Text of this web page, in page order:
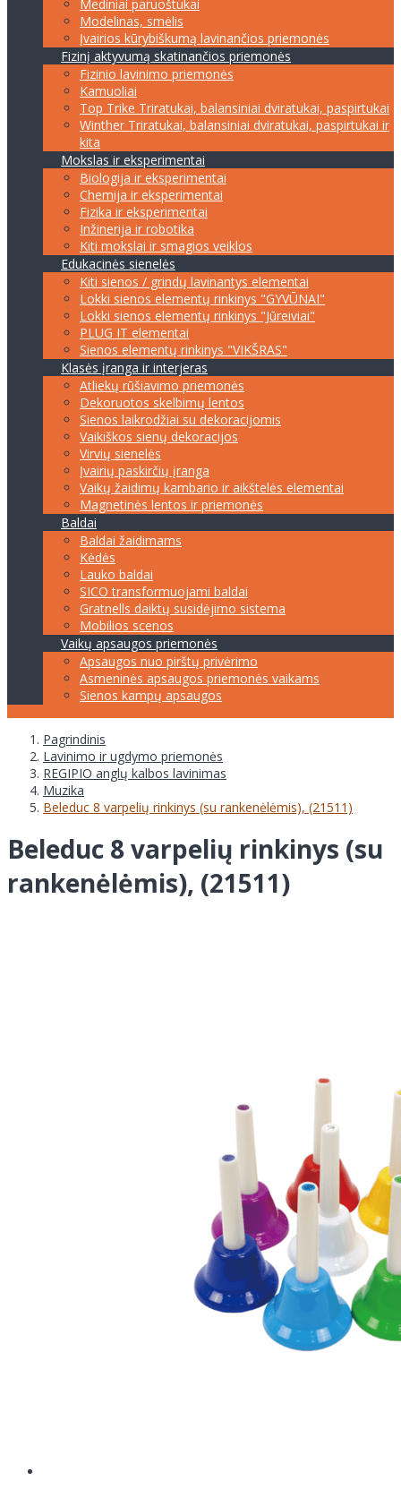
Mediniai paruoštukai
Modelinas, smėlis
Įvairios kūrybiškumą lavinančios priemonės
Fizinį aktyvumą skatinančios priemonės
Fizinio lavinimo priemonės
Kamuoliai
Top Trike Triratukai, balansiniai dviratukai, paspirtukai
Winther Triratukai, balansiniai dviratukai, paspirtukai ir
kita
Mokslas ir eksperimentai
Biologija ir eksperimentai
Chemija ir eksperimentai
Fizika ir eksperimentai
Inžinerija ir robotika
Kiti mokslai ir smagios veiklos
Edukacinės sienelės
Kiti sienos / grindų lavinantys elementai
Lokki sienos elementų rinkinys "GYVŪNAI"
Lokki sienos elementų rinkinys "Jūreiviai"
PLUG IT elementai
Sienos elementų rinkinys "VIKŠRAS"
Klasės įranga ir interjeras
Atliekų rūšiavimo priemonės
Dekoruotos skelbimų lentos
Sienos laikrodžiai su dekoracijomis
Vaikiškos sienų dekoracijos
Virvių sienelės
Įvairių paskirčių įranga
Vaikų žaidimų kambario ir aikštelės elementai
Magnetinės lentos ir priemonės
Baldai
Baldai žaidimams
Kėdės
Lauko baldai
SICO transformuojami baldai
Gratnells daiktų susidėjimo sistema
Mobilios scenos
Vaikų apsaugos priemonės
Apsaugos nuo pirštų privėrimo
Asmeninės apsaugos priemonės vaikams
Sienos kampų apsaugos
Pagrindinis
Lavinimo ir ugdymo priemonės
REGIPIO anglų kalbos lavinimas
Muzika
Beleduc 8 varpelių rinkinys (su rankenėlėmis), (21511)
Beleduc 8 varpelių rinkinys (su
rankenėlėmis), (21511)